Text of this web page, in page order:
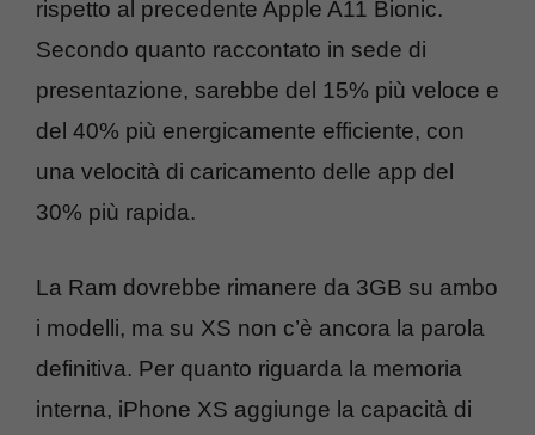
rispetto al precedente Apple A11 Bionic.
Secondo quanto raccontato in sede di
presentazione, sarebbe del 15% più veloce e
del 40% più energicamente efficiente, con
una velocità di caricamento delle app del
30% più rapida.
La Ram dovrebbe rimanere da 3GB su ambo
i modelli, ma su XS non c’è ancora la parola
definitiva. Per quanto riguarda la memoria
interna, iPhone XS aggiunge la capacità di